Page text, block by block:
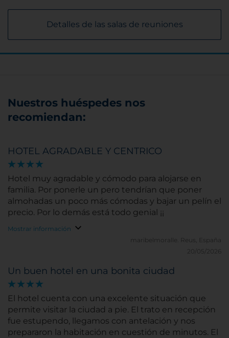
Detalles de las salas de reuniones
Nuestros huéspedes nos
recomiendan:
HOTEL AGRADABLE Y CENTRICO
Hotel muy agradable y cómodo para alojarse en
familia. Por ponerle un pero tendrían que poner
almohadas un poco más cómodas y bajar un pelín el
precio. Por lo demás está todo genial ¡¡
Mostrar información
maribelmoralle.
Reus, España
20/05/2026
Un buen hotel en una bonita ciudad
El hotel cuenta con una excelente situación que
permite visitar la ciudad a pie. El trato en recepción
fue estupendo, llegamos con antelación y nos
prepararon la habitación en cuestión de minutos. El